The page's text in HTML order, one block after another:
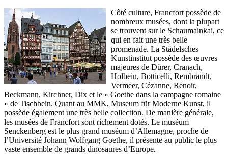
Côté culture, Francfort possède de
nombreux musées, dont la plupart
se trouvent sur le Schaumainkai, ce
qui en fait une très belle
promenade. La Städelsches
Kunstinstitut possède des œuvres
majeures de Dürer, Cranach,
Holbein, Botticelli, Rembrandt,
Vermeer, Cézanne, Renoir,
Beckmann, Kirchner, Dix et le « Goethe dans la campagne romaine
» de Tischbein. Quant au MMK, Museum für Moderne Kunst, il
possède également une très belle collection. De manière générale,
les musées de Francfort sont richement dotés. Le muséum
Senckenberg est le plus grand muséum d’Allemagne, proche de
l’Université Johann Wolfgang Goethe, il présente au public le plus
vaste ensemble de grands dinosaures d’Europe.